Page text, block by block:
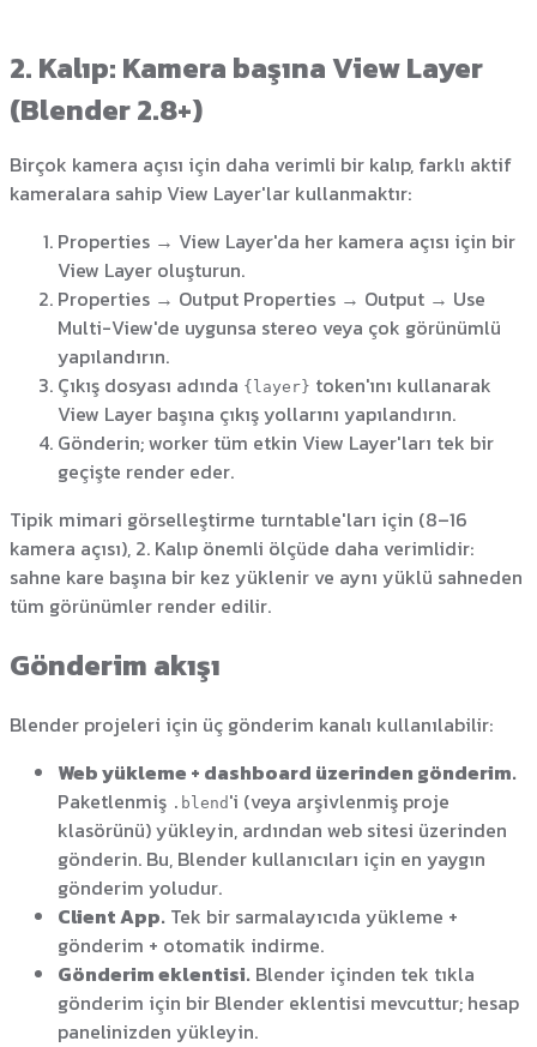
2. Kalıp: Kamera başına View Layer
(Blender 2.8+)
Birçok kamera açısı için daha verimli bir kalıp, farklı aktif
kameralara sahip View Layer'lar kullanmaktır:
Properties → View Layer'da her kamera açısı için bir
View Layer oluşturun.
Properties → Output Properties → Output → Use
Multi-View'de uygunsa stereo veya çok görünümlü
yapılandırın.
Çıkış dosyası adında {layer} token'ını kullanarak
View Layer başına çıkış yollarını yapılandırın.
Gönderin; worker tüm etkin View Layer'ları tek bir
geçişte render eder.
Tipik mimari görselleştirme turntable'ları için (8–16
kamera açısı), 2. Kalıp önemli ölçüde daha verimlidir:
sahne kare başına bir kez yüklenir ve aynı yüklü sahneden
tüm görünümler render edilir.
Gönderim akışı
Blender projeleri için üç gönderim kanalı kullanılabilir:
Web yükleme + dashboard üzerinden gönderim.
Paketlenmiş .blend 'i (veya arşivlenmiş proje
klasörünü) yükleyin, ardından web sitesi üzerinden
gönderin. Bu, Blender kullanıcıları için en yaygın
gönderim yoludur.
Client App. Tek bir sarmalayıcıda yükleme +
gönderim + otomatik indirme.
Gönderim eklentisi. Blender içinden tek tıkla
gönderim için bir Blender eklentisi mevcuttur; hesap
panelinizden yükleyin.